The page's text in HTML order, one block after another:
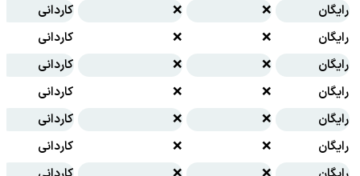
رایگان
❌
❌
کاردانی
رایگان
❌
❌
کاردانی
رایگان
❌
❌
کاردانی
رایگان
❌
❌
کاردانی
رایگان
❌
❌
کاردانی
رایگان
❌
❌
کاردانی